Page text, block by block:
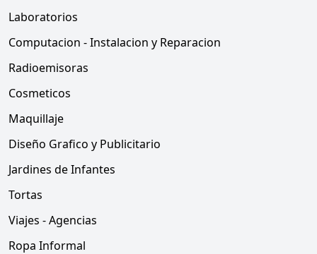
Laboratorios
Computacion - Instalacion y Reparacion
Radioemisoras
Cosmeticos
Maquillaje
Diseño Grafico y Publicitario
Jardines de Infantes
Tortas
Viajes - Agencias
Ropa Informal